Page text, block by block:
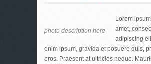
photo description here
Lorem
amet,
adipiscing
enim ipsum, gravida et posuere quis,
eros. Praesent at ultricies neque.